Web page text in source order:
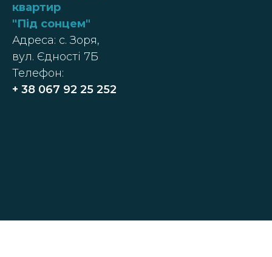
квартир
"Під сонцем"
Адреса: с. Зоря,
вул. Єдності 7Б
Телефон:
+ 38 067 92 25 252